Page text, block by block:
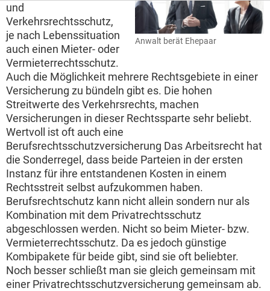
Anwalt berät Ehepaar
und
Verkehrsrechtsschutz,
je nach Lebenssituation
auch einen Mieter- oder
Vermieterrechtsschutz.
Auch die Möglichkeit mehrere Rechtsgebiete in einer
Versicherung zu bündeln gibt es. Die hohen
Streitwerte des Verkehrsrechts, machen
Versicherungen in dieser Rechtssparte sehr beliebt.
Wertvoll ist oft auch eine
Berufsrechtsschutzversicherung Das Arbeitsrecht hat
die Sonderregel, dass beide Parteien in der ersten
Instanz für ihre entstandenen Kosten in einem
Rechtsstreit selbst aufzukommen haben.
Berufsrechtschutz kann nicht allein sondern nur als
Kombination mit dem Privatrechtsschutz
abgeschlossen werden. Nicht so beim Mieter- bzw.
Vermieterrechtsschutz. Da es jedoch günstige
Kombipakete für beide gibt, sind sie oft beliebter.
Noch besser schließt man sie gleich gemeinsam mit
einer Privatrechtsschutzversicherung gemeinsam ab.